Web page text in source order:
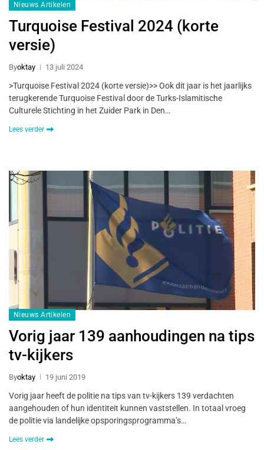
Nieuws Artikelen
Turquoise Festival 2024 (korte
versie)
Byoktay 13 juli 2024
>Turquoise Festival 2024 (korte versie)>> Ook dit jaar is het jaarlijks
terugkerende Turquoise Festival door de Turks-Islamitische
Culturele Stichting in het Zuider Park in Den…
Lees verder
Nieuws Artikelen
Vorig jaar 139 aanhoudingen na tips
tv-kijkers
Byoktay 19 juni 2019
Vorig jaar heeft de politie na tips van tv-kijkers 139 verdachten
aangehouden of hun identiteit kunnen vaststellen. In totaal vroeg
de politie via landelijke opsporingsprogramma’s…
Lees verder